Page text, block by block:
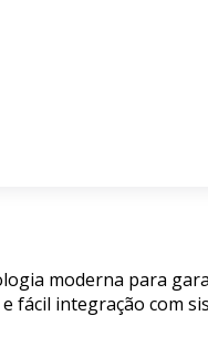
moderna para
fácil integração com